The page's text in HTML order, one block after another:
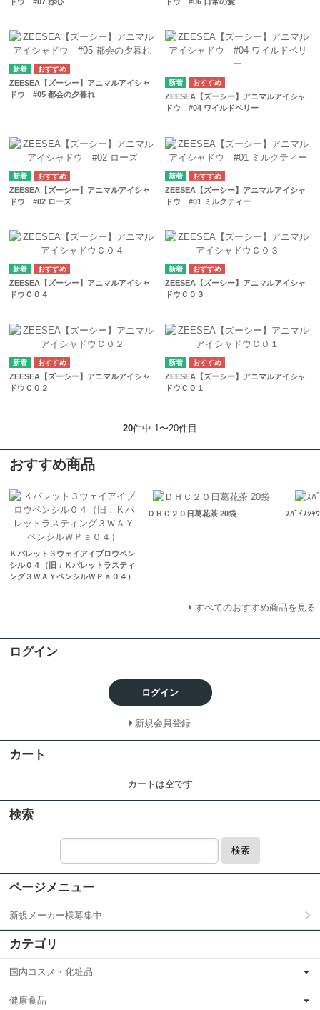
ZEESEA【ズーシー】アニマルアイシャ
ドウ #05 都会の夕暮れ
ZEESEA【ズーシー】アニマルアイシャ
ドウ #04 ワイルドベリー
ZEESEA【ズーシー】アニマルアイシャ
ドウ #02 ローズ
ZEESEA【ズーシー】アニマルアイシャ
ドウ #01 ミルクティー
ZEESEA【ズーシー】アニマルアイシャ
ドウＣ０４
ZEESEA【ズーシー】アニマルアイシャ
ドウＣ０３
ZEESEA【ズーシー】アニマルアイシャ
ドウＣ０２
ZEESEA【ズーシー】アニマルアイシャ
ドウＣ０１
20件中 1〜20件目
おすすめ商品
Ｋパレット３ウェイアイブロウペン
シル０４（旧：Ｋパレットラスティ
ング３ＷＡＹペンシルＷＰａ０４）
ＤＨＣ２０日葛花茶 20袋 ｽﾊﾟｲｽｼｬ
すべてのおすすめ商品を見る
ログイン
ログイン
新規会員登録
カート
カートは空です
検索
検索
ページメニュー
新規メーカー様募集中
カテゴリ
国内コスメ・化粧品
健康食品